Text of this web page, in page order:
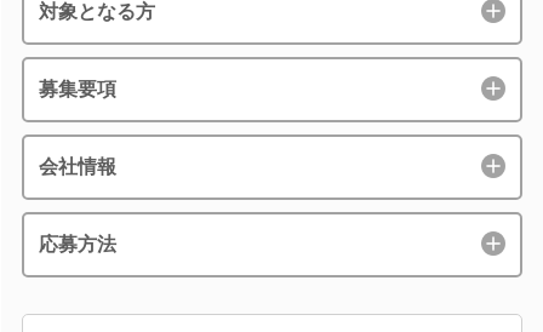
対象となる方
募集要項
会社情報
応募方法